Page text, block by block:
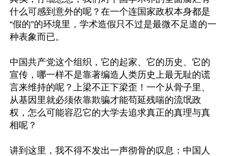
什么可感到意外的呢？在一个连国家政权本身都是
“假的”的环境里，学术造假只不过是最微不足道的一
种表象而已。
中国共产党这个组织，它的起家、它的历史、它的
宣传，哪一样不是靠著编造人类历史上最无耻的谎
言来维持的呢？上梁不正下梁歪！一个从骨子里、
从基因里就必须依靠欺骗才能苟延残喘的流氓政
权，怎么可能容忍它的大学去追求真正的真理与真
相呢？
讲到这里，我不得不发出一声彻骨的叹息：中国人